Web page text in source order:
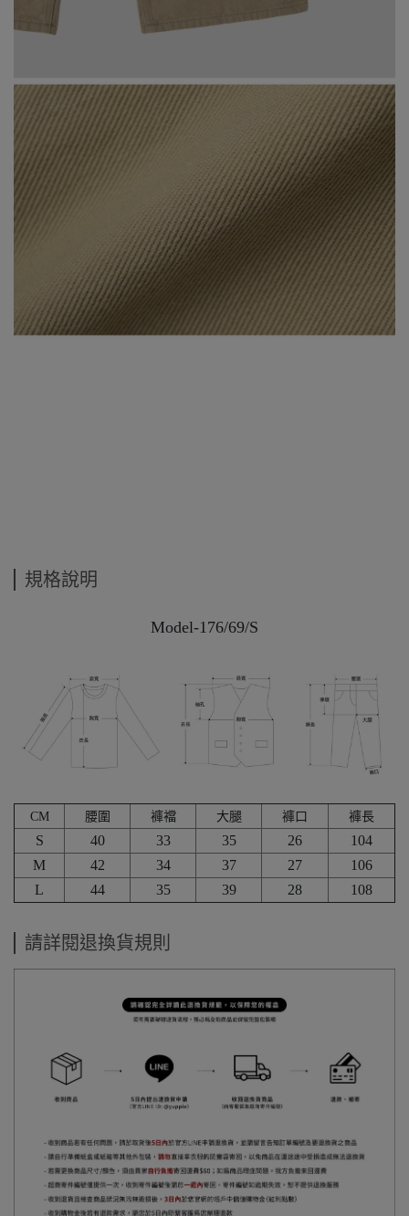
規格說明
Model-176/69/S
CM 腰圍 褲襠 大腿 褲口 褲長
S 40 33 35 26
104
M
42 34 37 27
106
L
44 35 39 28 108
請詳閱退換貨規則